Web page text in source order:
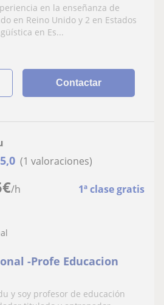
en la enseñanza de
en Reino Unido y 2 en Estados
en Es...
Contactar
€/h 1ª clase gratis
5,0 (1 valoraciones)
-Profe Educacion
y soy profesor de educación